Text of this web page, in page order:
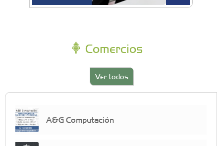
Comercios
Ver todos
A&G Computación